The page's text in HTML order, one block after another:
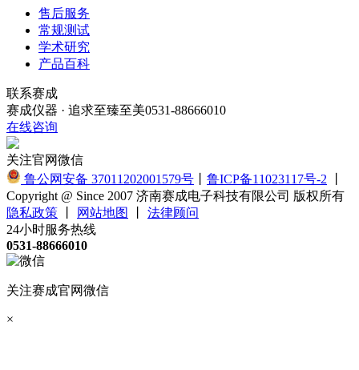
售后服务
常规测试
学术研究
产品百科
联系赛成
赛成仪器 · 追求至臻至美0531-88666010
在线咨询
关注官网微信
鲁公网安备 37011202001579号
鲁ICP备11023117号-2
Copyright @ Since 2007 济南赛成电子科技有限公司 版权所有
隐私政策
网站地图
法律顾问
24小时服务热线
0531-88666010
关注赛成官网微信
×